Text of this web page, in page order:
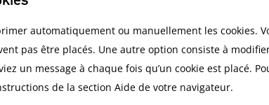
automatiquement ou manuellement les cookies.
pas être placés. Une autre option consiste à
un message à chaque fois qu’un cookie est placé.
de la section Aide de votre navigateur.